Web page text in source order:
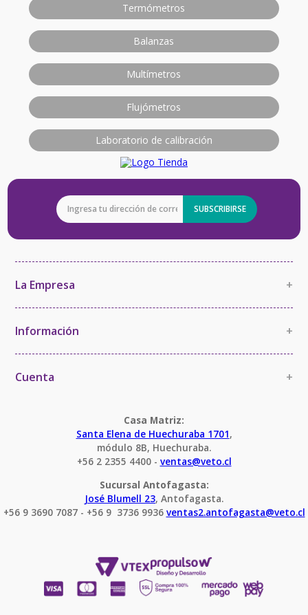
Termómetros
Balanzas
Multímetros
Flujómetros
Laboratorio de calibración
SUBSCRIBIRSE
La Empresa +
La Empresa
Política de Imparcialidad y Confidencialidad
Certificaciones y Acreditaciones
Información +
Información Comercial
Términos y Condiciones
Cuenta +
Casa Matriz:
Santa Elena de Huechuraba 1701,
módulo 8B, Huechuraba.
+56 2 2355 4400 - ventas@veto.cl
Sucursal Antofagasta:
José Blumell 23, Antofagasta.
+56 9 3690 7087 - +56 9  3736 9936 ventas2.antofagasta@veto.cl